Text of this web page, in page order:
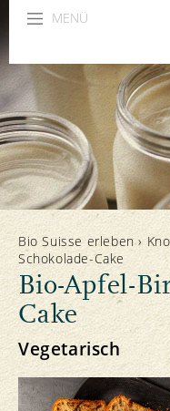
MENÜ
Bio Suisse erleben›
Schokolade-Cake
Bio-Apfel-
Cake
Vegetarisch